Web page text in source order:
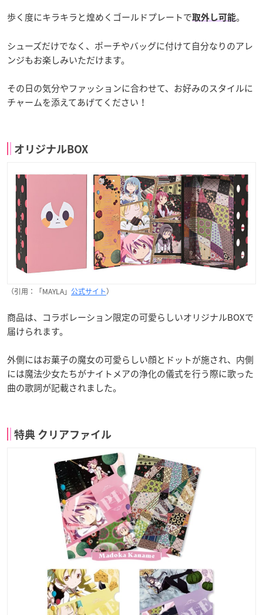
歩く度にキラキラと煌めくゴールドプレートで取外し可能。
シューズだけでなく、ポーチやバッグに付けて自分なりのアレ
ンジもお楽しみいただけます。
その日の気分やファッションに合わせて、お好みのスタイルに
チャームを添えてあげてください！
オリジナルBOX
（引用：「MAYLA」 公式サイト）
商品は、コラボレーション限定の可愛らしいオリジナルBOXで
届けられます。
外側にはお菓子の魔女の可愛らしい顔とドットが施され、内側
には魔法少女たちがナイトメアの浄化の儀式を行う際に歌った
曲の歌詞が記載されました。
特典 クリアファイル